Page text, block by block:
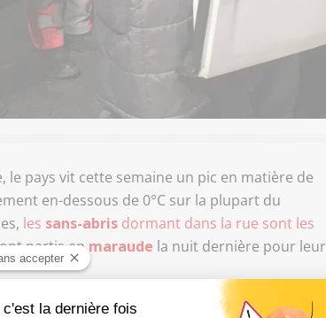
le pays vit cette semaine un pic en matière de
en-dessous de 0°C sur la plupart du
les sans-abris dormant dans la rue sont les
partis en maraude la nuit dernière pour leur
Nelly , engagée au sein de l’association